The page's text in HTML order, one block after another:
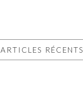
ARTICLES RÉCENTS